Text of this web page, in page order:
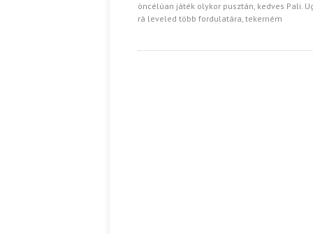
öncélúan játék olykor pusztán, kedves Pali.
rá leveled több fordulatára, tekerném